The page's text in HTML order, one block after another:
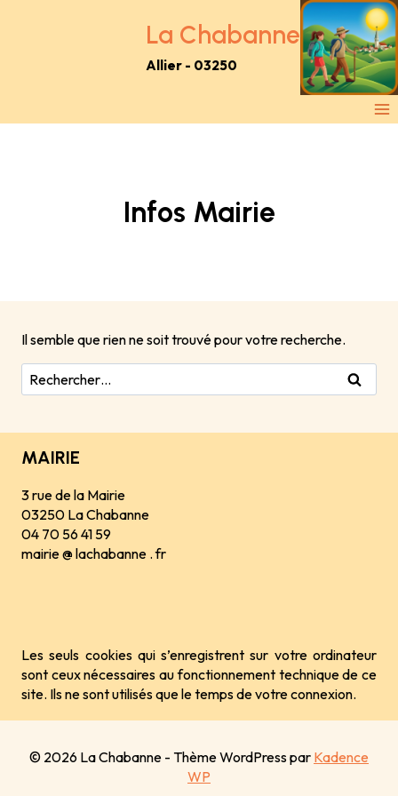
La Chabanne
Allier - 03250
Infos Mairie
Il semble que rien ne soit trouvé pour votre recherche.
Rechercher :
MAIRIE
3 rue de la Mairie
03250 La Chabanne
04 70 56 41 59
mairie @ lachabanne . fr
Les seuls cookies qui s’enregistrent sur votre ordinateur
sont ceux nécessaires au fonctionnement technique de ce
site. Ils ne sont utilisés que le temps de votre connexion.
© 2026 La Chabanne - Thème WordPress par Kadence
WP